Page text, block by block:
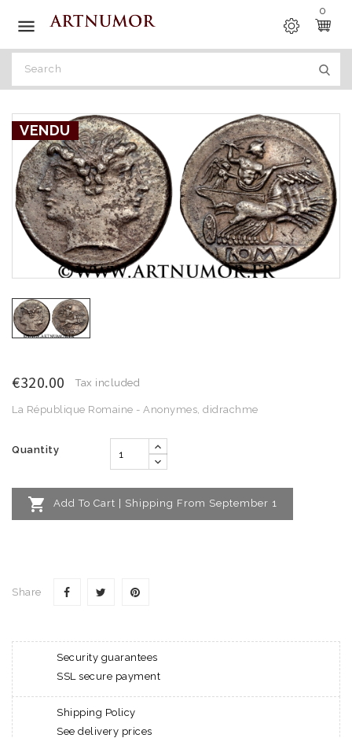

0
VENDU
€320.00 Tax included
La République Romaine - Anonymes, didrachme
Quantity
 Add To Cart | Shipping From September 1
Share
Security guarantees
SSL secure payment
Shipping Policy
See delivery prices